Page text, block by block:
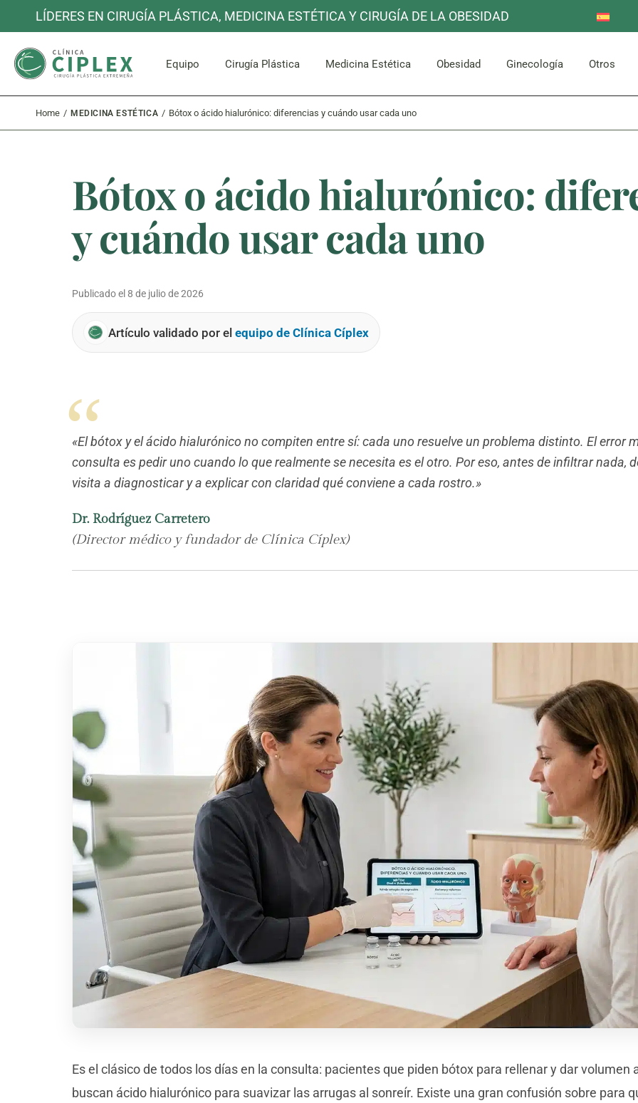
the
LÍDERES EN CIRUGÍA PLÁSTICA, MEDICINA ESTÉTICA Y CIRUGÍA DE LA OBESIDAD
Equipo Cirugía Plástica
Mama
Medicina Estética Obesidad Ginecología Otros
Mama
Reducción de Estómago
Bypass Gástrico
Home MEDICINA ESTÉTICA Bótox o ácido hialurónico: diferencias y cuándo usar cada uno
Bótox o ácido hialurónico:
y cuándo usar cada uno
Publicado el 8 de julio de 2026
Artículo validado por el equipo de Clínica Cíplex
«El bótox y el ácido hialurónico no compiten entre sí: cada uno resuelve un problema distinto. El error
consulta es pedir uno cuando lo que realmente se necesita es el otro. Por eso, antes de infiltrar nada,
visita a diagnosticar y a explicar con claridad qué conviene a cada rostro.»
Dr. Rodríguez Carretero
(Director médico y fundador de Clínica Cíplex)
Es el clásico de todos los días en la consulta: pacientes que piden bótox para rellenar y dar volumen
buscan ácido hialurónico para suavizar las arrugas al sonreír. Existe una gran confusión sobre para